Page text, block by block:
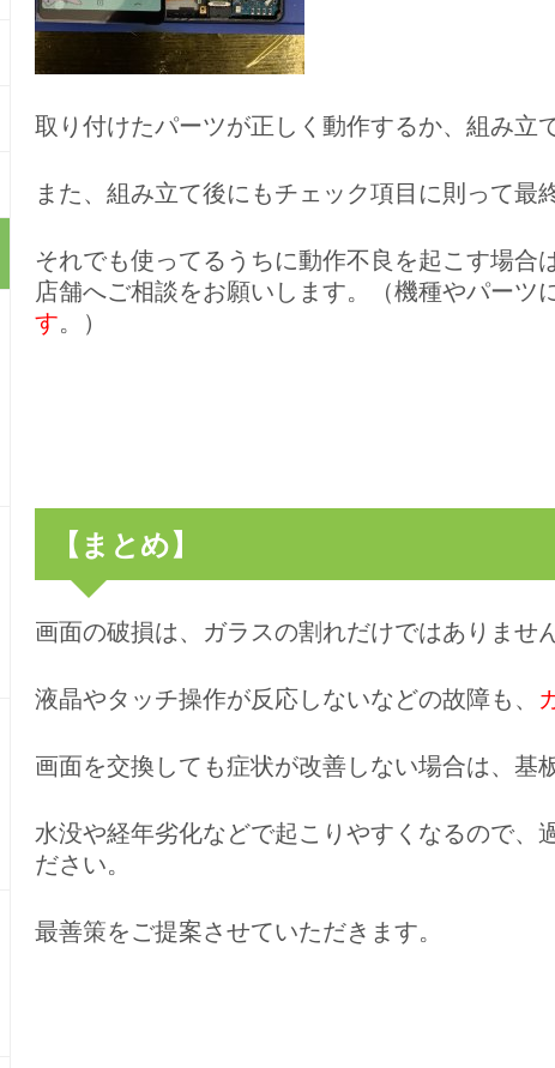
取り付けたパーツが正しく動作するか、組み立
また、組み立て後にもチェック項目に則って最
それでも使ってるうちに動作不良を起こす場合は
店舗へご相談をお願いします。（機種やパーツ
す。）
【まとめ】
画面の破損は、ガラスの割れだけではありません
液晶やタッチ操作が反応しないなどの故障も、
画面を交換しても症状が改善しない場合は、基
水没や経年劣化などで起こりやすくなるので、
ださい。
最善策をご提案させていただきます。